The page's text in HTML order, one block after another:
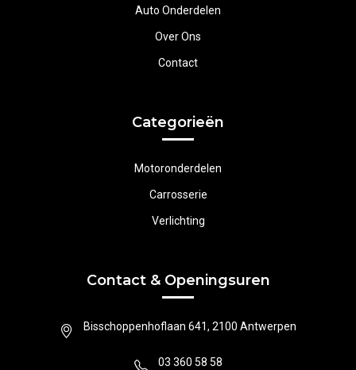
Auto Onderdelen
Over Ons
Contact
Categorieën
Motoronderdelen
Carrosserie
Verlichting
Contact & Openingsuren
Bisschoppenhoflaan 641, 2100 Antwerpen
03 360 58 58